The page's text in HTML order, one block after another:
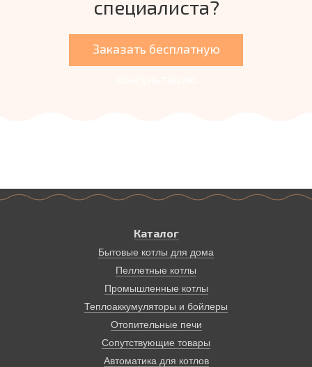
специалиста?
Заказать бесплатную
Каталог
Бытовые котлы для дома
Пеллетные котлы
Промышленные котлы
Теплоаккумуляторы и бойлеры
Отопительные печи
Сопутствующие товары
Автоматика для котлов